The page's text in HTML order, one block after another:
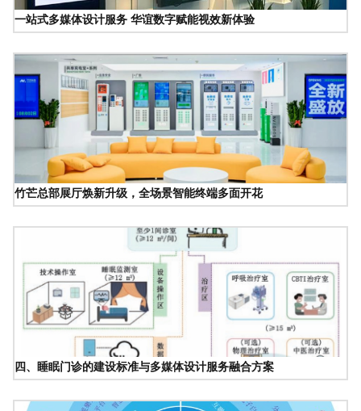
一站式多媒体设计服务 华谊数字赋能视效新体验
竹芒总部展厅焕新升级，全场景智能终端多面开花
四、睡眠门诊的建设标准与多媒体设计服务融合方案